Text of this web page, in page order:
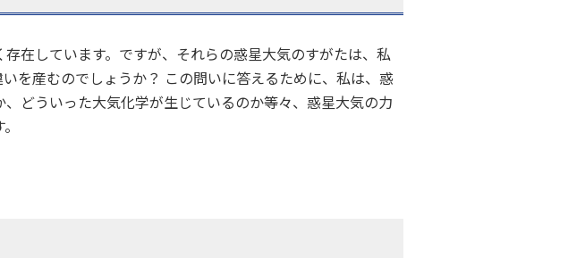
在しています。ですが、それらの惑星大気のすがたは、私
を産むのでしょうか？ この問いに答えるために、私は、惑
どういった大気化学が生じているのか等々、惑星大気の力